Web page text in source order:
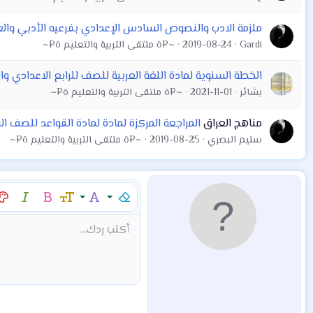
ملزمة الادب والنصوص السادس الإعدادي بفرعيه الأدبي والعلمي ٢٠١٩ اعداد الاستاذ
Gardi
2019-08-24 ~¤ô ملتقى التربية والتعليم ô¤~
الخطة السنوية لمادة اللغة العربية للصف للرابع
بشائر 2021-11-01 ~¤ô ملتقى التربية والتعليم ô¤~
مناهج العراقالمراجعة المركزة لمادة لمادة القواعد للصف السادس العلمي
سليم البصري 2019-08-25 ~¤ô ملتقى التربية والتعليم ô¤~
إزالة التنسيقعائلة الخط
Arial
Book Antiqua
حجم الخط
9
10
غامق مائل
نص مخفي مضمن
إقتباسشراء المنتجMod:Alert
Mod:Warning
Mod:Infoإدراج خط أفقي
محتوى مخفي
كودأكتب ردك...